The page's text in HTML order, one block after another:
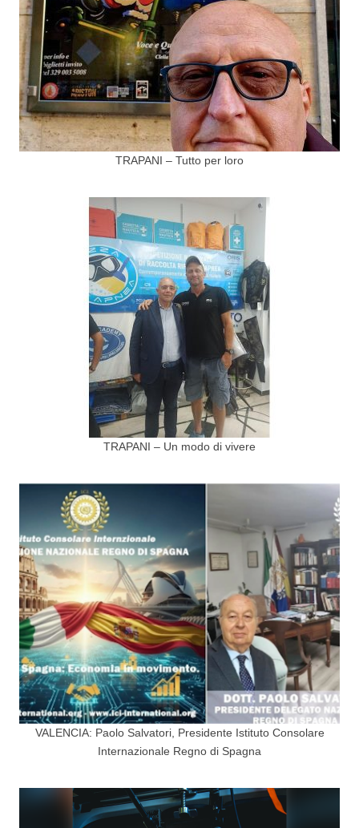
TRAPANI – Tutto per loro
TRAPANI – Un modo di vivere
VALENCIA: Paolo Salvatori, Presidente Istituto Consolare
Internazionale Regno di Spagna